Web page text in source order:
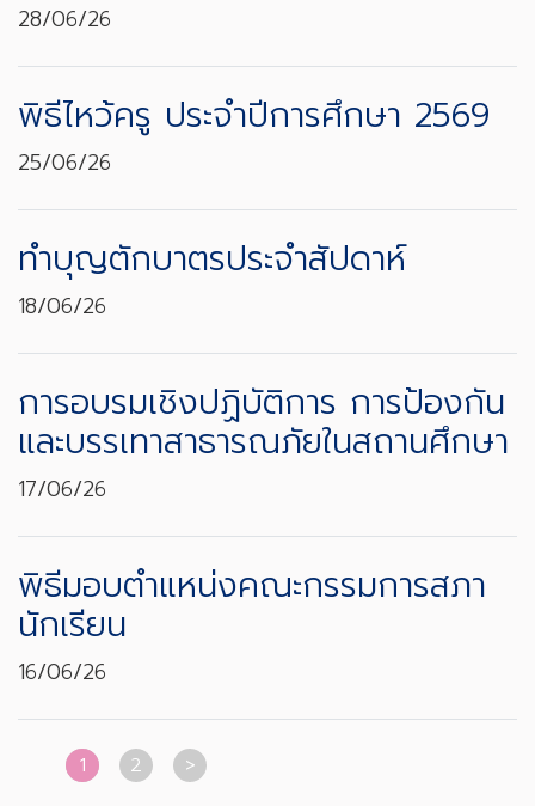
28/06/26
พิธีไหว้ครู ประจำปีการศึกษา 2569
25/06/26
ทำบุญตักบาตรประจำสัปดาห์
18/06/26
การอบรมเชิงปฏิบัติการ การป้องกัน
และบรรเทาสาธารณภัยในสถานศึกษา
17/06/26
พิธีมอบตำแหน่งคณะกรรมการสภา
นักเรียน
16/06/26
1 2 >